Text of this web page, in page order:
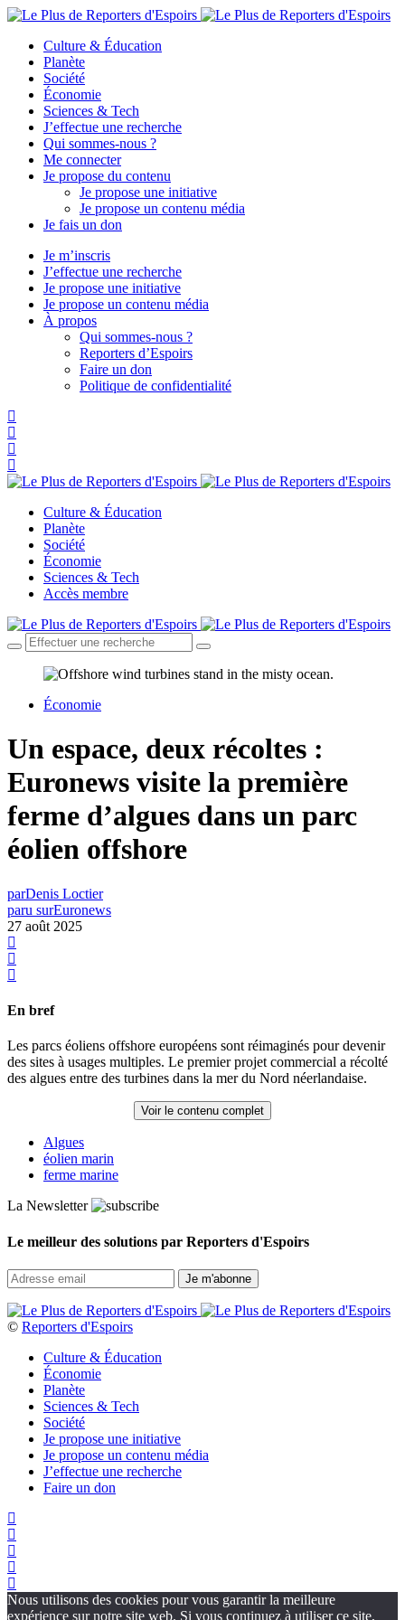
Culture & Éducation
Planète
Société
Économie
Sciences & Tech
J’effectue une recherche
Qui sommes-nous ?
Me connecter
Je propose du contenu
Je propose une initiative
Je propose un contenu média
Je fais un don
Je m’inscris
J’effectue une recherche
Je propose une initiative
Je propose un contenu média
À propos
Qui sommes-nous ?
Reporters d’Espoirs
Faire un don
Politique de confidentialité
Culture & Éducation
Planète
Société
Économie
Sciences & Tech
Accès membre
Économie
Un espace, deux récoltes :
Euronews visite la première
ferme d’algues dans un parc
éolien offshore
parDenis Loctier
paru surEuronews
27 août 2025
En bref
Les parcs éoliens offshore européens sont réimaginés pour devenir
des sites à usages multiples. Le premier projet commercial a récolté
des algues entre des turbines dans la mer du Nord néerlandaise.
Voir le contenu complet
Algues
éolien marin
ferme marine
La Newsletter
Le meilleur des solutions par Reporters d'Espoirs
© Reporters d'Espoirs
Culture & Éducation
Économie
Planète
Sciences & Tech
Société
Je propose une initiative
Je propose un contenu média
J’effectue une recherche
Faire un don
Nous utilisons des cookies pour vous garantir la meilleure
expérience sur notre site web. Si vous continuez à utiliser ce site,